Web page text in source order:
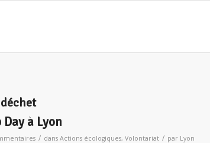
à Lyon
/ dans Actions écologiques, Volontariat / par Lyon